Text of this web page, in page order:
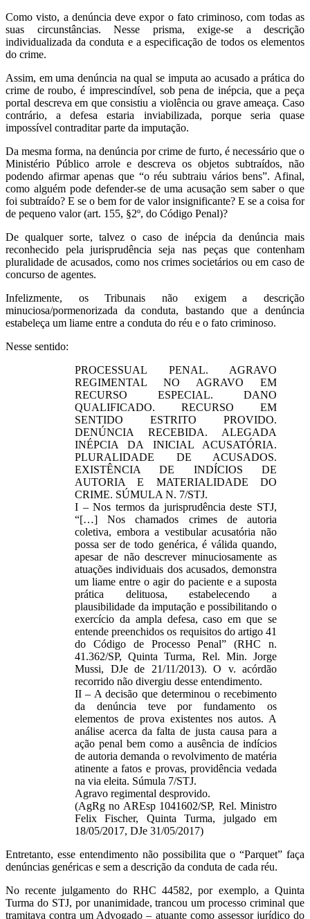
Como visto, a denúncia deve expor o fato criminoso, com todas as
suas circunstâncias. Nesse prisma, exige-se a descrição
individualizada da conduta e a especificação de todos os elementos
do crime.
Assim, em uma denúncia na qual se imputa ao acusado a prática do
crime de roubo, é imprescindível, sob pena de inépcia, que a peça
portal descreva em que consistiu a violência ou grave ameaça. Caso
contrário, a defesa estaria inviabilizada, porque seria quase
impossível contraditar parte da imputação.
Da mesma forma, na denúncia por crime de furto, é necessário que o
Ministério Público arrole e descreva os objetos subtraídos, não
podendo afirmar apenas que “o réu subtraiu vários bens”. Afinal,
como alguém pode defender-se de uma acusação sem saber o que
foi subtraído? E se o bem for de valor insignificante? E se a coisa for
de pequeno valor (art. 155, §2º, do Código Penal)?
De qualquer sorte, talvez o caso de inépcia da denúncia mais
reconhecido pela jurisprudência seja nas peças que contenham
pluralidade de acusados, como nos crimes societários ou em caso de
concurso de agentes.
Infelizmente, os Tribunais não exigem a descrição
minuciosa/pormenorizada da conduta, bastando que a denúncia
estabeleça um liame entre a conduta do réu e o fato criminoso.
Nesse sentido:
PROCESSUAL PENAL. AGRAVO
REGIMENTAL NO AGRAVO EM
RECURSO ESPECIAL. DANO
QUALIFICADO. RECURSO EM
SENTIDO ESTRITO PROVIDO.
DENÚNCIA RECEBIDA. ALEGADA
INÉPCIA DA INICIAL ACUSATÓRIA.
PLURALIDADE DE ACUSADOS.
EXISTÊNCIA DE INDÍCIOS DE
AUTORIA E MATERIALIDADE DO
CRIME. SÚMULA N. 7/STJ.
I – Nos termos da jurisprudência deste STJ,
“[…] Nos chamados crimes de autoria
coletiva, embora a vestibular acusatória não
possa ser de todo genérica, é válida quando,
apesar de não descrever minuciosamente as
atuações individuais dos acusados, demonstra
um liame entre o agir do paciente e a suposta
prática delituosa, estabelecendo a
plausibilidade da imputação e possibilitando o
exercício da ampla defesa, caso em que se
entende preenchidos os requisitos do artigo 41
do Código de Processo Penal” (RHC n.
41.362/SP, Quinta Turma, Rel. Min. Jorge
Mussi, DJe de 21/11/2013). O v. acórdão
recorrido não divergiu desse entendimento.
II – A decisão que determinou o recebimento
da denúncia teve por fundamento os
elementos de prova existentes nos autos. A
análise acerca da falta de justa causa para a
ação penal bem como a ausência de indícios
de autoria demanda o revolvimento de matéria
atinente a fatos e provas, providência vedada
na via eleita. Súmula 7/STJ.
Agravo regimental desprovido.
(AgRg no AREsp 1041602/SP, Rel. Ministro
Felix Fischer, Quinta Turma, julgado em
18/05/2017, DJe 31/05/2017)
Entretanto, esse entendimento não possibilita que o “Parquet” faça
denúncias genéricas e sem a descrição da conduta de cada réu.
No recente julgamento do RHC 44582, por exemplo, a Quinta
Turma do STJ, por unanimidade, trancou um processo criminal que
tramitava contra um Advogado – atuante como assessor jurídico do